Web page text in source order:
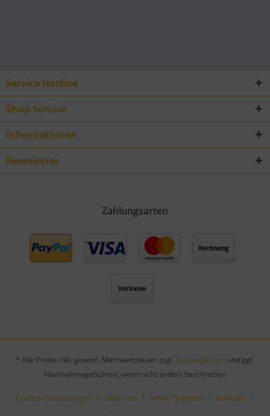
Service Hotline
Shop Service
Informationen
Newsletter
Zahlungsarten
* Alle Preise inkl. gesetzl. Mehrwertsteuer zzgl. Versandkosten und ggf.
Nachnahmegebühren, wenn nicht anders beschrieben
Cookie-Einstellungen Über uns Hilfe / Support
Kontakt